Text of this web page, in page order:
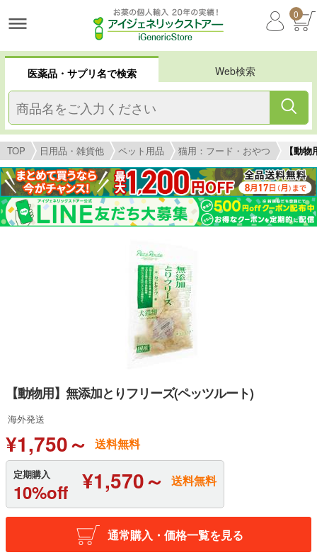
0
医薬品・サプリ名で検索 Web検索
TOP 日用品・雑貨他 ペット用品 猫用：フード・おやつ 【動
【動物用】無添加とりフリーズ(ペッツルート)
海外発送
¥1,750～ 送料無料
定期購入
10%off ¥1,570～ 送料無料
通常購入・価格一覧を見る